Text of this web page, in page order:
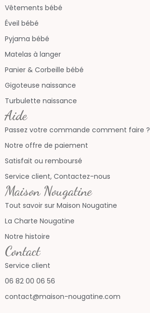
Vêtements bébé
Éveil bébé
Pyjama bébé
Matelas à langer
Panier & Corbeille bébé
Gigoteuse naissance
Turbulette naissance
Aide
Passez votre commande comment faire ?
Notre offre de paiement
Satisfait ou remboursé
Service client, Contactez-nous
Maison Nougatine
Tout savoir sur Maison Nougatine
La Charte Nougatine
Notre histoire
Contact
Service client
06 82 00 06 56
contact@maison-nougatine.com